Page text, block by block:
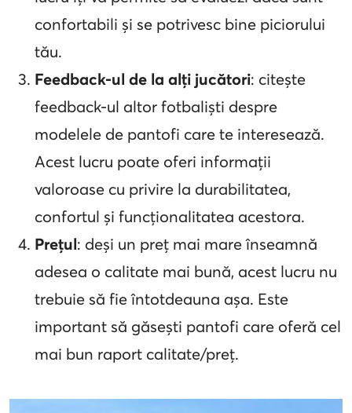
confortabili și se potrivesc bine piciorului
tău.
Feedback-ul de la alți jucători: citește
feedback-ul altor fotbaliști despre
modelele de pantofi care te interesează.
Acest lucru poate oferi informații
valoroase cu privire la durabilitatea,
confortul și funcționalitatea acestora.
Prețul: deși un preț mai mare înseamnă
adesea o calitate mai bună, acest lucru nu
trebuie să fie întotdeauna așa. Este
important să găsești pantofi care oferă cel
mai bun raport calitate/preț.